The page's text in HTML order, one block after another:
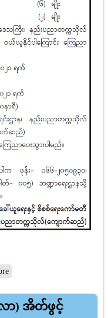
တက္ကသိုလ်(ကျောက်ဆည်)
အိတ်ဖွင့်တင်ဒါခေါ်ယူခြင်း
ာ) အိတ်ဖွင့်